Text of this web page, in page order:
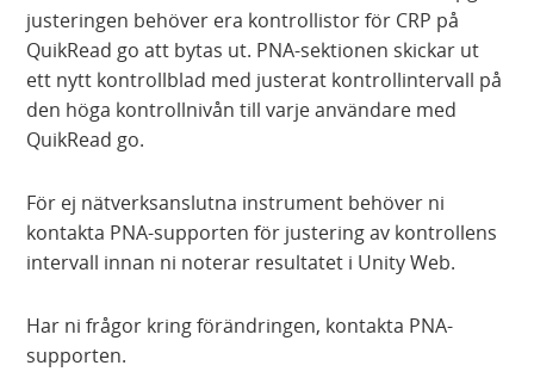
justeringen behöver era kontrollistor för CRP på
QuikRead go att bytas ut. PNA-sektionen skickar ut
ett nytt kontrollblad med justerat kontrollintervall på
den höga kontrollnivån till varje användare med
QuikRead go.
För ej nätverksanslutna instrument behöver ni
kontakta PNA-supporten för justering av kontrollens
intervall innan ni noterar resultatet i Unity Web.
Har ni frågor kring förändringen, kontakta PNA-
supporten.